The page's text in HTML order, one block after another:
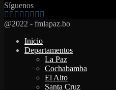
Síguenos
Facebook
Twitter
Instagram
Youtube
Email
Twitch
Whatsapp
@2022 - fmlapaz.bo
Inicio
Departamentos
La Paz
Cochabamba
El Alto
Santa Cruz